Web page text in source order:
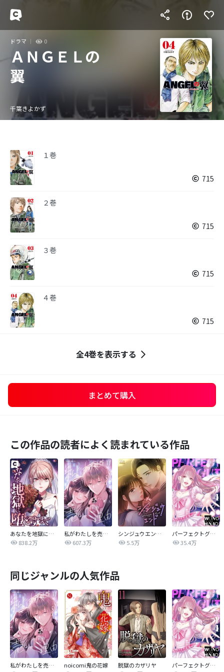
ドラマ 0
ＡＮＧＥＬの
翼
千葉きよかず
１巻
715
２巻
715
３巻
715
４巻
715
全4巻を表示する
まとめて購入
この作品の読者によく読まれている作品
あなたを地獄に堕とすまで
838.2万
私がわたしを売る理由
607.3万
シンジュウエンド【タテヨミ】
5.5万
パーフェクトグリッター
35.4万
同じジャンルの人気作品
私がわたしを売る理由
noicomi鬼の花嫁
脱獄のカザリヤ
パーフェクトグリッター